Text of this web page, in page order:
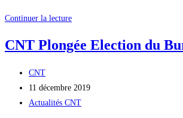
Continuer la lectureRAPPEL
2020
CNT Plongée Election du
Auteur/autrice
de
la
CNT
Publication
publiée :
11 décembre 2019
Post
Actualités CNT